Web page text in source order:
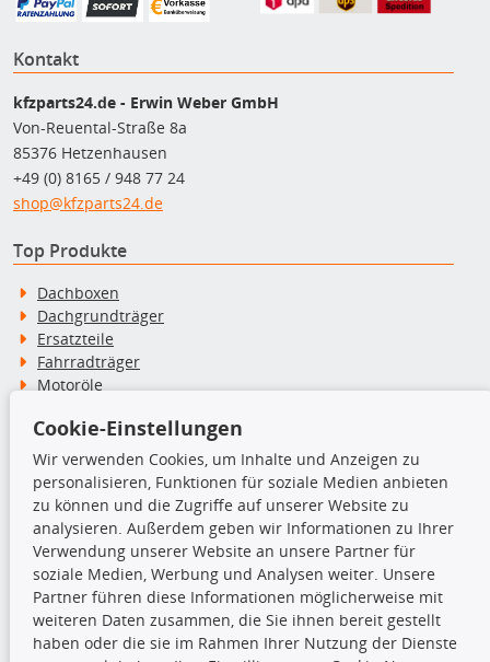
Kontakt
kfzparts24.de - Erwin Weber GmbH
Von-Reuental-Straße 8a
85376 Hetzenhausen
+49 (0) 8165 / 948 77 24
shop@kfzparts24.de
Top Produkte
Dachboxen
Dachgrundträger
Ersatzteile
Fahrradträger
Motoröle
Schneeketten
TecDoc Inside
Die hier angezeigten Daten insbesondere die gesamte Datenbank dürfen
nicht kopiert werden.
Cookie-Einstellungen
Wir verwenden Cookies, um Inhalte und Anzeigen zu
personalisieren, Funktionen für soziale Medien anbieten
zu können und die Zugriffe auf unserer Website zu
analysieren. Außerdem geben wir Informationen zu Ihrer
Verwendung unserer Website an unsere Partner für
soziale Medien, Werbung und Analysen weiter. Unsere
Partner führen diese Informationen möglicherweise mit
weiteren Daten zusammen, die Sie ihnen bereit gestellt
haben oder die sie im Rahmen Ihrer Nutzung der Dienste